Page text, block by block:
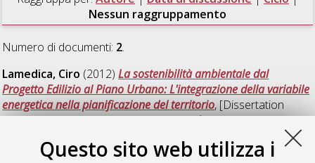
Questo sito web utilizza i
Nessun raggruppamento
Numero di documenti: 2.
Lamedica, Ciro (2012)La sostenibilità ambientale dal
Progetto Edilizio al Piano Urbano: L'integrazione della variabile
energetica nella pianificazione del territorio, [Dissertation
thesis], Alma Mater Studiorum Università di Bologna.
, 23 Ciclo.
DOI 10.6092/unibo/amsdottorato/4699.